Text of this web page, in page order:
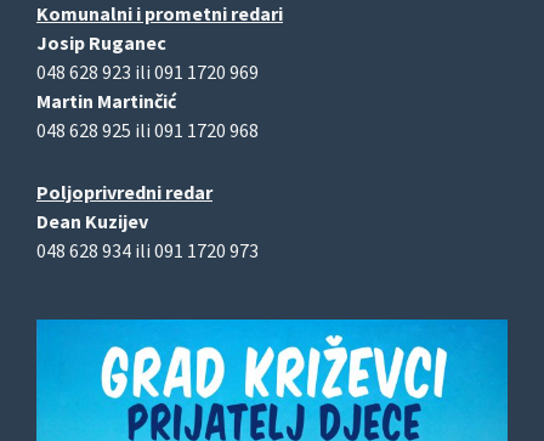
Komunalni i prometni redari
Josip Ruganec
048 628 923 ili 091 1720 969
Martin Martinčić
048 628 925 ili 091 1720 968
Poljoprivredni redar
Dean Kuzijev
048 628 934 ili 091 1720 973